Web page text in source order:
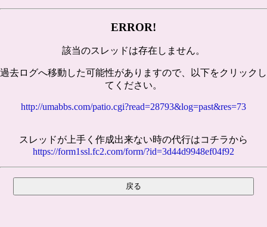
ERROR!
該当のスレッドは存在しません。
過去ログへ移動した可能性がありますので、以下をクリックし
てください。
http://umabbs.com/patio.cgi?read=28793&log=past&res=73
スレッドが上手く作成出来ない時の代行はコチラから
https://form1ssl.fc2.com/form/?id=3d44d9948ef04f92